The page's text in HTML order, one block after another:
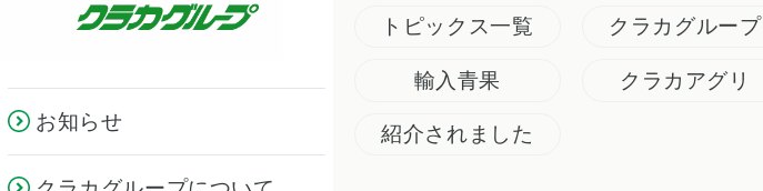
お知らせ
トピックス一覧 クラカグループ
輸入青果 クラカアグリ
紹介されました